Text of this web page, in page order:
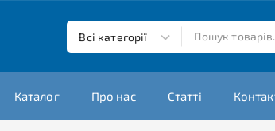
Каталог Про нас Статті